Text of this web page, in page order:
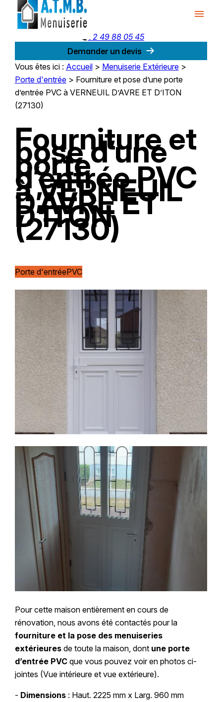
menu
phone 02 49 88 05 45
Demander un devis
Vous êtes ici : Accueil> Menuiserie Extérieure>
Porte d'entrée> Fourniture et pose d’une porte
d’entrée PVC à VERNEUIL D’AVRE ET D’ITON
(27130)
Fourniture et
pose d’une
porte
d’entrée PVC
à VERNEUIL
D’AVRE ET
D’ITON
(27130)
Porte d'entréePVC
Pour cette maison entièrement en cours de
rénovation, nous avons été contactés pour la
fourniture et la pose des menuiseries
extérieuresde toute la maison, dont une porte
d’entrée PVCque vous pouvez voir en photos ci-
jointes (Vue intérieure et vue extérieure).
- Dimensions : Haut. 2225 mm x Larg. 960 mm
Panneau de gestion des cookies